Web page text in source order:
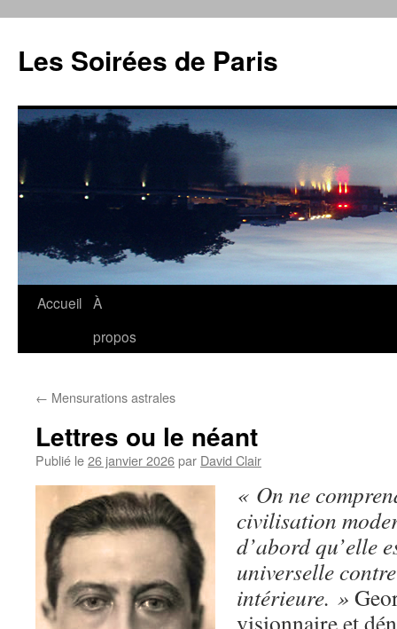
contenu
Les Soirées de Paris
Accueil À
propos
← Mensurations astrales
Lettres ou le néant
Publié le26 janvier 2026par David Clair
« On ne
civilisation
d’abord qu’elle
universelle
intérieure. »
visionnaire et